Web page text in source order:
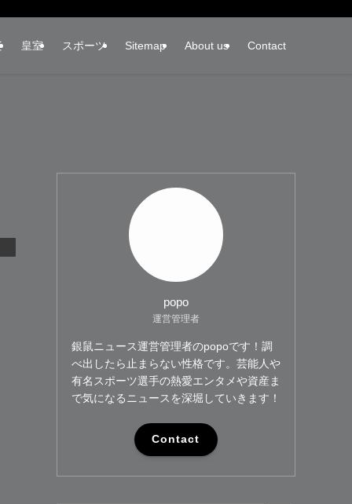
皇室 スポーツ Sitemap About us Contact
popo
運営管理者
銀鼠ニュース運営管理者のpopoです！調
べ出したら止まらない性格です。芸能人や
有名スポーツ選手の熱愛エンタメや資産ま
で気になるニュースを深堀していきます！
Contact